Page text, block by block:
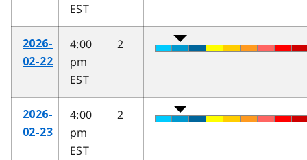
EST
2026-
02-22
4:00
pm
EST
2
2026-
02-23
4:00
pm
EST
2